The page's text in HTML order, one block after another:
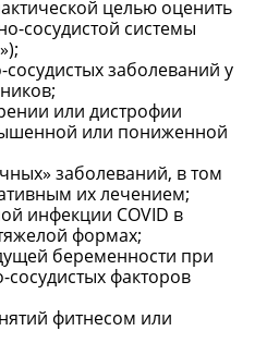
целью оценить
сосудистой системы
заболеваний у
или дистрофии
или пониженной
заболеваний, в том
их лечением;
инфекции COVID в
формах;
беременности при
факторов
фитнесом или